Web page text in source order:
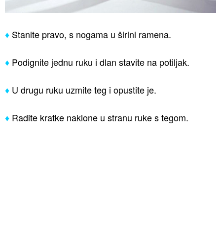
♦ Stanite pravo, s nogama u širini ramena.
♦ Podignite jednu ruku i dlan stavite na potiljak.
♦ U drugu ruku uzmite teg i opustite je.
♦ Radite kratke naklone u stranu ruke s tegom.